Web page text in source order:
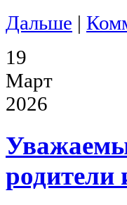
Дальше |
19
Март
2026
родители